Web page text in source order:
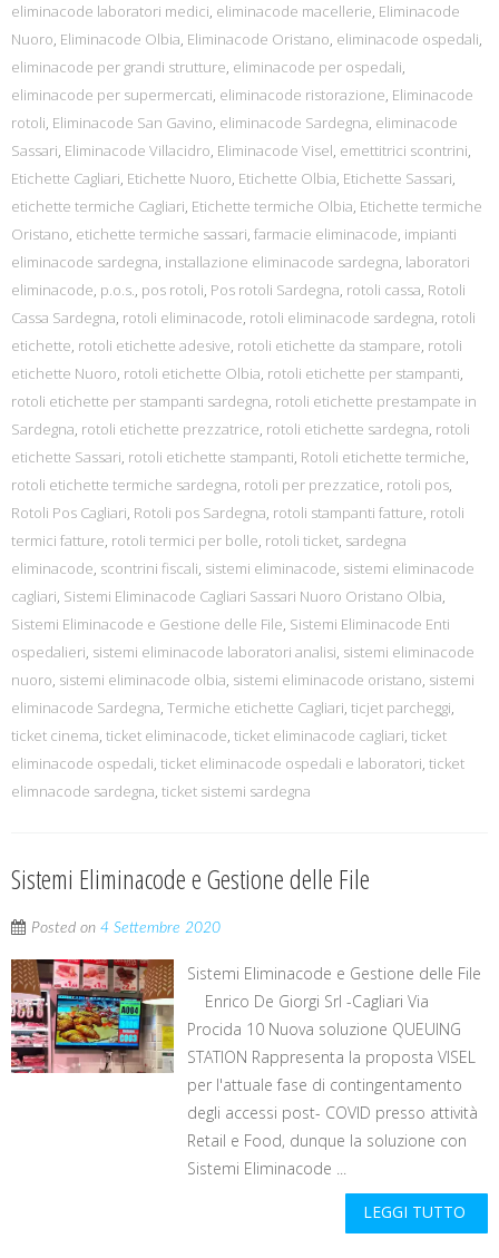
eliminacode laboratori medici, eliminacode macellerie, Eliminacode
Nuoro, Eliminacode Olbia, Eliminacode Oristano, eliminacode ospedali,
eliminacode per grandi strutture, eliminacode per ospedali,
eliminacode per supermercati, eliminacode ristorazione, Eliminacode
rotoli, Eliminacode San Gavino, eliminacode Sardegna, eliminacode
Sassari, Eliminacode Villacidro, Eliminacode Visel, emettitrici scontrini,
Etichette Cagliari, Etichette Nuoro, Etichette Olbia, Etichette Sassari,
etichette termiche Cagliari, Etichette termiche Olbia, Etichette termiche
Oristano, etichette termiche sassari, farmacie eliminacode, impianti
eliminacode sardegna, installazione eliminacode sardegna, laboratori
eliminacode, p.o.s., pos rotoli, Pos rotoli Sardegna, rotoli cassa, Rotoli
Cassa Sardegna, rotoli eliminacode, rotoli eliminacode sardegna, rotoli
etichette, rotoli etichette adesive, rotoli etichette da stampare, rotoli
etichette Nuoro, rotoli etichette Olbia, rotoli etichette per stampanti,
rotoli etichette per stampanti sardegna, rotoli etichette prestampate in
Sardegna, rotoli etichette prezzatrice, rotoli etichette sardegna, rotoli
etichette Sassari, rotoli etichette stampanti, Rotoli etichette termiche,
rotoli etichette termiche sardegna, rotoli per prezzatice, rotoli pos,
Rotoli Pos Cagliari, Rotoli pos Sardegna, rotoli stampanti fatture, rotoli
termici fatture, rotoli termici per bolle, rotoli ticket, sardegna
eliminacode, scontrini fiscali, sistemi eliminacode, sistemi eliminacode
cagliari, Sistemi Eliminacode Cagliari Sassari Nuoro Oristano Olbia,
Sistemi Eliminacode e Gestione delle File, Sistemi Eliminacode Enti
ospedalieri, sistemi eliminacode laboratori analisi, sistemi eliminacode
nuoro, sistemi eliminacode olbia, sistemi eliminacode oristano, sistemi
eliminacode Sardegna, Termiche etichette Cagliari, ticjet parcheggi,
ticket cinema, ticket eliminacode, ticket eliminacode cagliari, ticket
eliminacode ospedali, ticket eliminacode ospedali e laboratori, ticket
elimnacode sardegna, ticket sistemi sardegna
Sistemi Eliminacode e Gestione delle File
Posted on 4 Settembre 2020
Sistemi Eliminacode e Gestione delle File
Enrico De Giorgi Srl -Cagliari Via
Procida 10 Nuova soluzione QUEUING
STATION Rappresenta la proposta VISEL
per l'attuale fase di contingentamento
degli accessi post- COVID presso attività
Retail e Food, dunque la soluzione con
Sistemi Eliminacode ...
LEGGI TUTTO